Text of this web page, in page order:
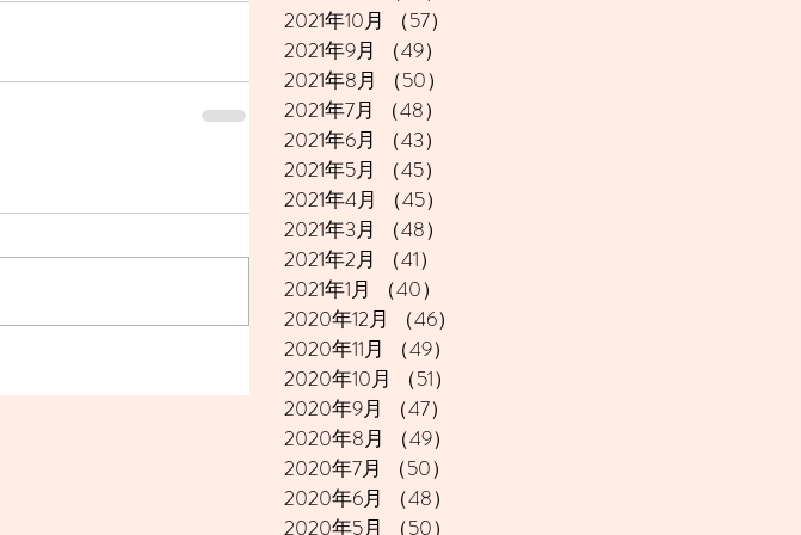
2021年10月
（57）
2021年9月
（49）
2021年8月
（50）
2021年7月
（48）
2021年6月
（43）
2021年5月
（45）
2021年4月
（45）
2021年3月
（48）
2021年2月
（41）
2021年1月
（40）
2020年12月
（46）
2020年11月
（49）
2020年10月
（51）
2020年9月
（47）
2020年8月
（49）
2020年7月
（50）
2020年6月
（48）
2020年5月
（50）